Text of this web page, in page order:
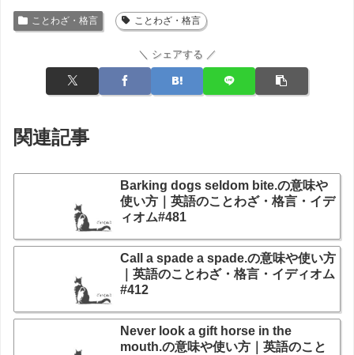
ことわざ・格言 ことわざ・格言
＼ シェアする ／
関連記事
Barking dogs seldom bite.の意味や
使い方｜英語のことわざ・格言・イデ
ィオム#481
Call a spade a spade.の意味や使い方
｜英語のことわざ・格言・イディオム
#412
Never look a gift horse in the
mouth.の意味や使い方｜英語のこと